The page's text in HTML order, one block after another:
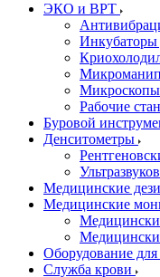
ЭКО и ВРТ
Микроскопы
Рабочие
Буровой
Денситометры
Медицинские
Медицинские
Оборудование
Служба крови